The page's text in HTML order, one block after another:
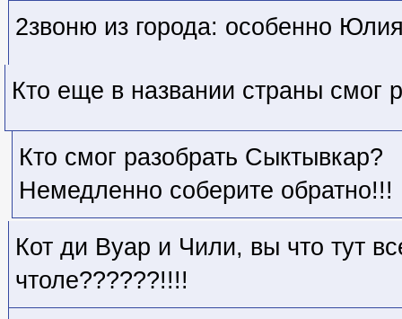
2звоню из города: особенно
Кто еще в названии страны смог
Кто смог разобрать Сыктывкар?
Немедленно соберите обратно!!!
Кот ди Вуар и Чили, вы что тут
чтоле??????!!!!